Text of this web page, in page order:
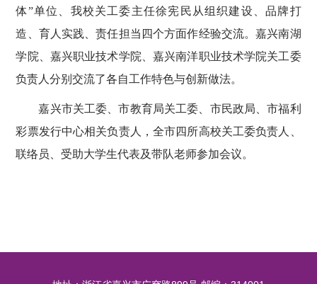
体”单位、我校关工委主任徐宪民从组织建设、品牌打
造、育人实践、责任担当四个方面作经验交流。嘉兴南湖
学院、嘉兴职业技术学院、嘉兴南洋职业技术学院关工委
负责人分别交流了各自工作特色与创新做法。
嘉兴市关工委、市教育局关工委、市民政局、市福利
彩票发行中心相关负责人，全市四所高校关工委负责人、
联络员、受助大学生代表及带队老师参加会议。